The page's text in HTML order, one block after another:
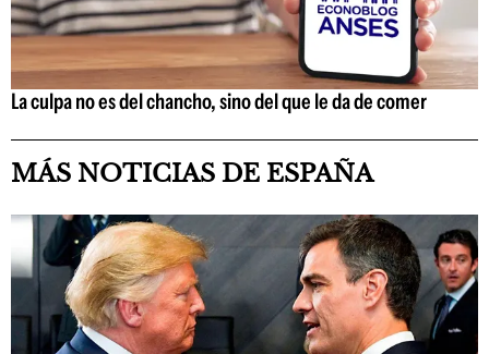
La culpa no es del chancho, sino del que le da de comer
MÁS NOTICIAS DE ESPAÑA